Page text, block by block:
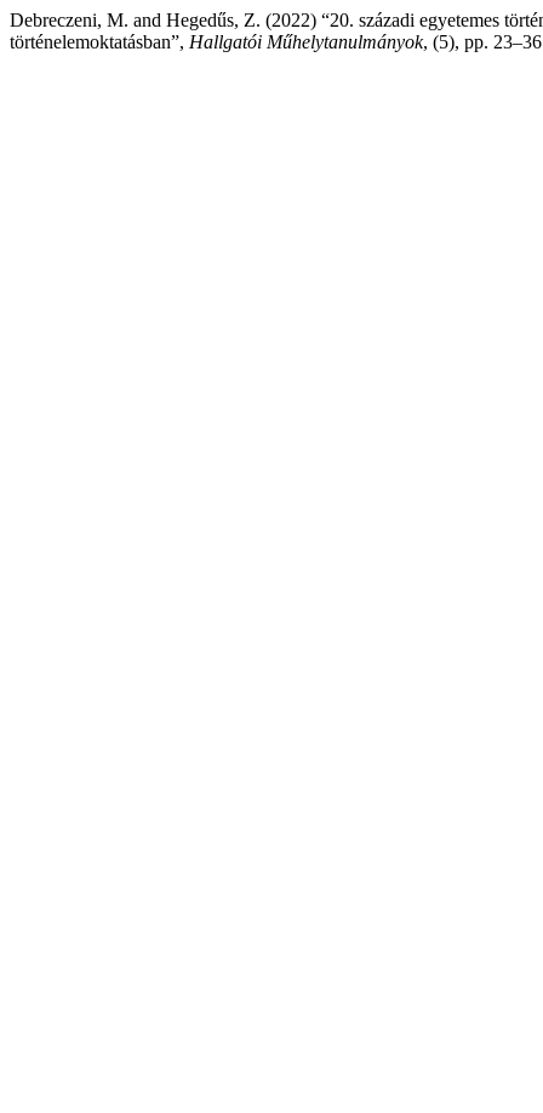
Debreczeni, M. and Hegedűs, Z. (2022) “20. századi egyetemes
történelemoktatásban”, Hallgatói Műhelytanulmányok, (5), pp.